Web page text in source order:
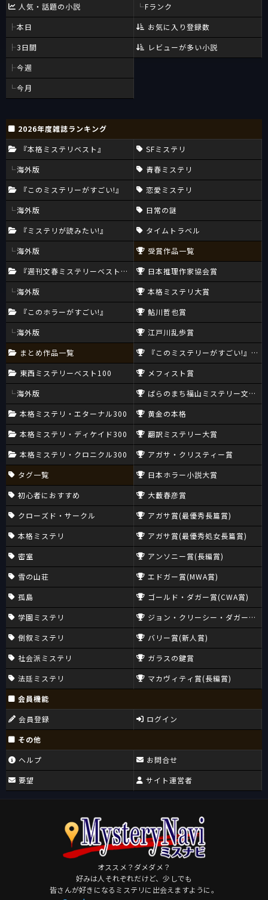
人気・話題の小説
本日
3日間
今週
今月
Fランク
お気に入り登録数
レビューが多い小説
2026年度雑誌ランキング
『本格ミステリベスト』
海外版
『このミステリーがすごい!』
海外版
『ミステリが読みたい!』
海外版
『週刊文春ミステリーベスト10』
海外版
『このホラーがすごい!』
海外版
まとめ作品一覧
東西ミステリーベスト100
海外版
本格ミステリ・エターナル300
本格ミステリ・ディケイド300
本格ミステリ・クロニクル300
タグ一覧
初心者におすすめ
クローズド・サークル
本格ミステリ
密室
雪の山荘
孤島
学園ミステリ
倒叙ミステリ
社会派ミステリ
法廷ミステリ
SFミステリ
青春ミステリ
恋愛ミステリ
日常の謎
タイムトラベル
受賞作品一覧
日本推理作家協会賞
本格ミステリ大賞
鮎川哲也賞
江戸川乱歩賞
『このミステリーがすごい!』大賞
メフィスト賞
ばらのまち福山ミステリー文学新
黄金の本格
翻訳ミステリー大賞
アガサ・クリスティー賞
日本ホラー小説大賞
大藪春彦賞
アガサ賞(最優秀長篇賞)
アガサ賞(最優秀処女長篇賞)
アンソニー賞(長編賞)
エドガー賞(MWA賞)
ゴールド・ダガー賞(CWA賞)
ジョン・クリーシー・ダガー賞
バリー賞(新人賞)
ガラスの鍵賞
マカヴィティ賞(長編賞)
会員機能
会員登録
ログイン
その他
ヘルプ
要望
お問合せ
サイト運営者
オススメ？ダメダメ？
好みは人それぞれだけど、少しでも
皆さんが好きになるミステリに出会えますように。